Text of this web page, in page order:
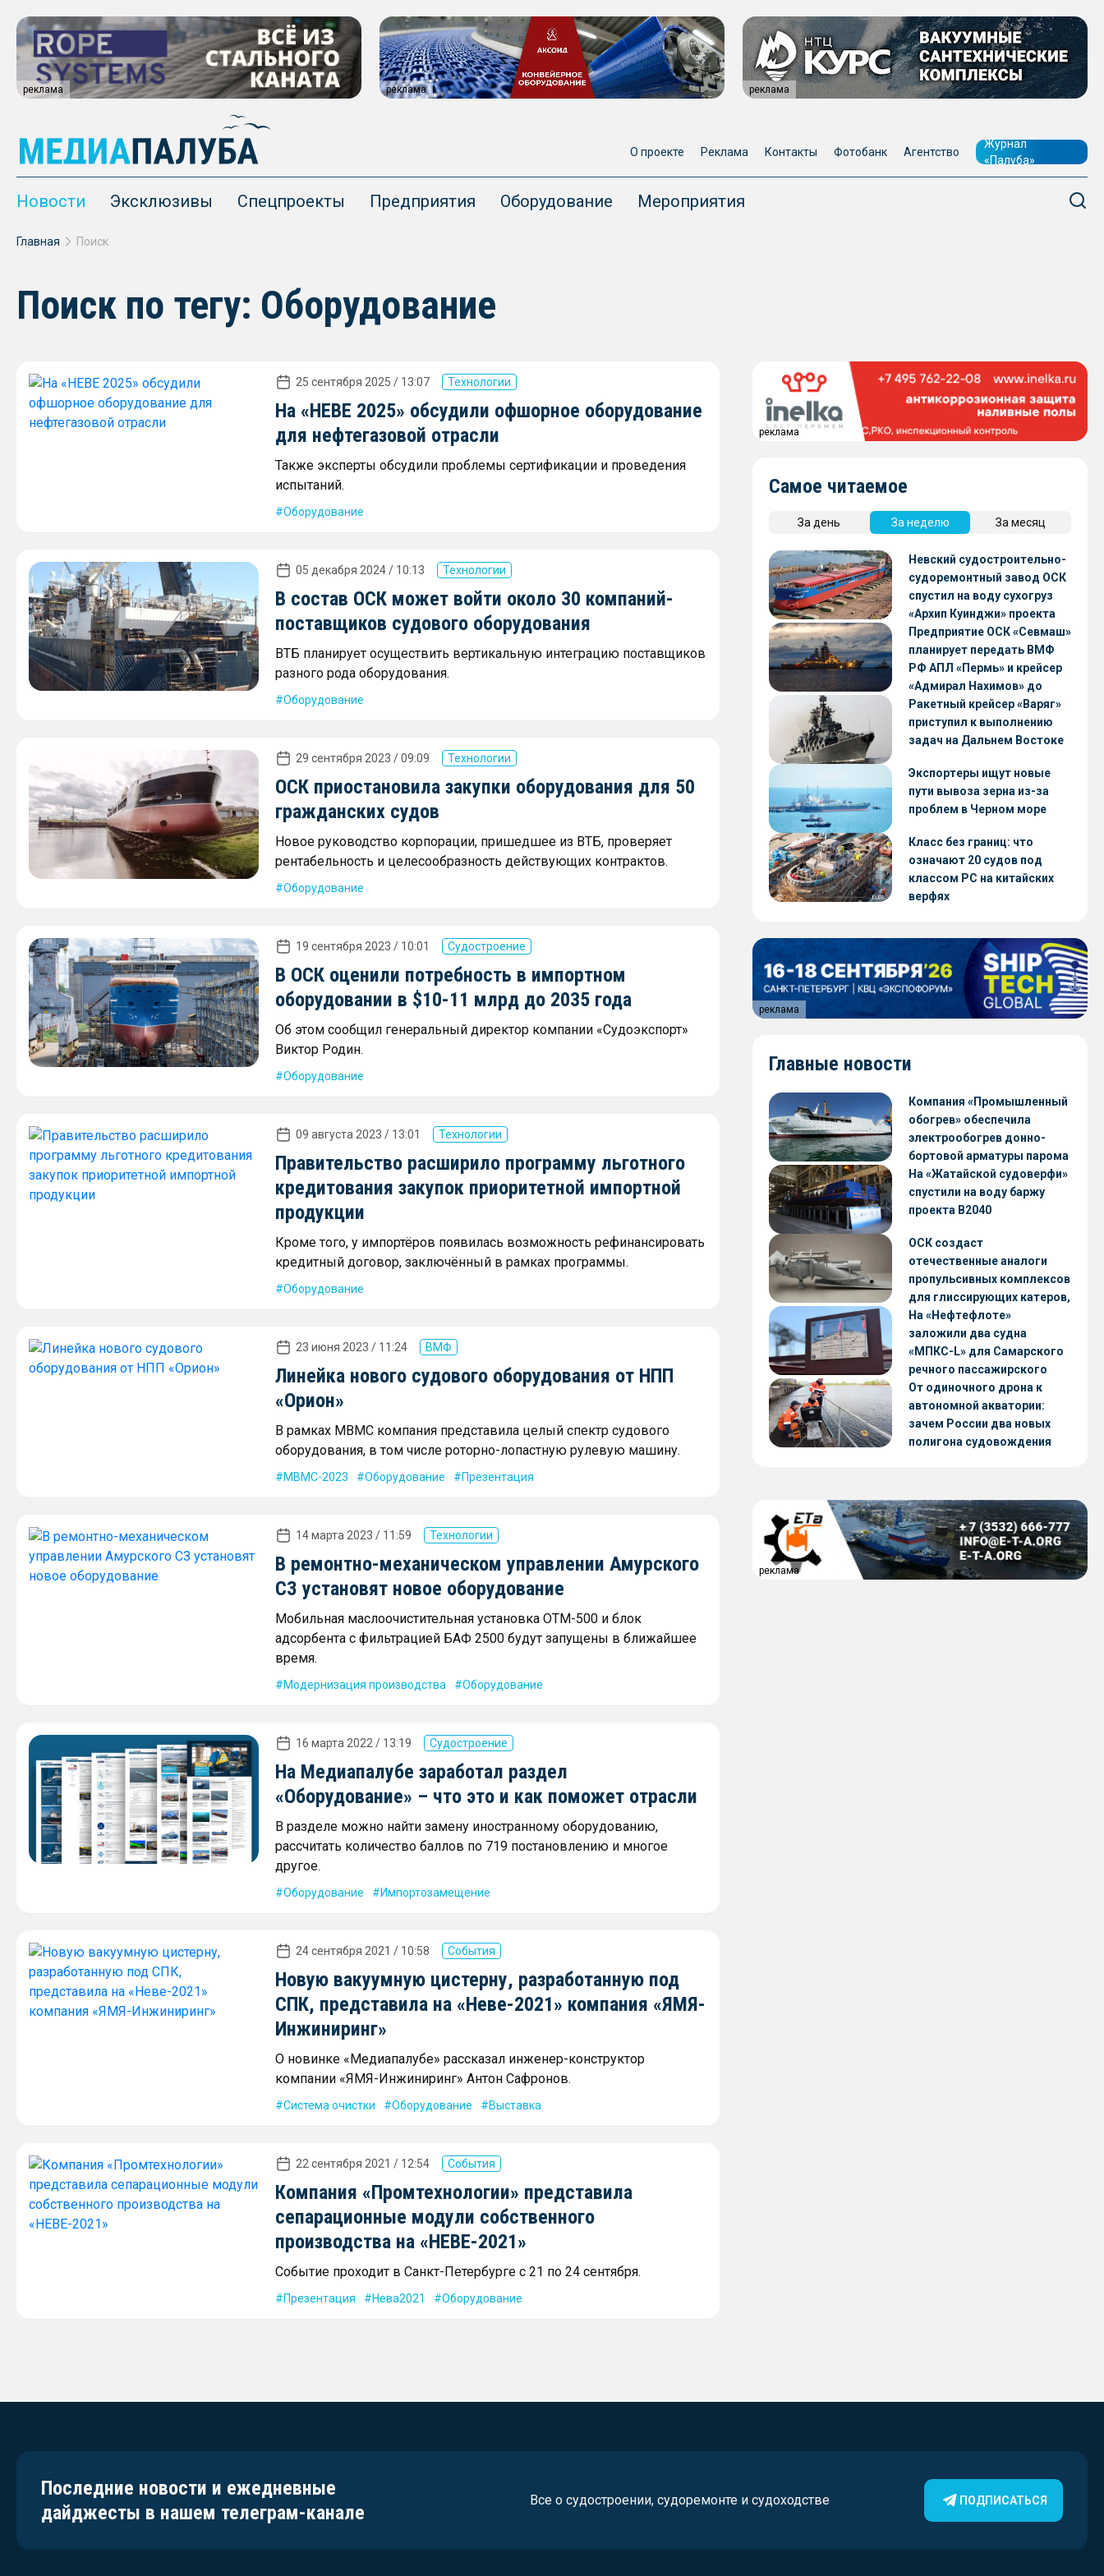
реклама реклама реклама
О проекте Реклама Контакты Фотобанк Агентство
Журнал
«Палуба»
Новости Эксклюзивы Спецпроекты Предприятия Оборудование Мероприятия
Главная Поиск
Поиск по тегу: Оборудование
25 сентября 2025 / 13:07 Технологии
На «НЕВЕ 2025» обсудили офшорное оборудование
для нефтегазовой отрасли
Также эксперты обсудили проблемы сертификации и проведения
испытаний.
Оборудование
05 декабря 2024 / 10:13 Технологии
В состав ОСК может войти около 30 компаний-
поставщиков судового оборудования
ВТБ планирует осуществить вертикальную интеграцию поставщиков
разного рода оборудования.
Оборудование
29 сентября 2023 / 09:09 Технологии
ОСК приостановила закупки оборудования для 50
гражданских судов
Новое руководство корпорации, пришедшее из ВТБ, проверяет
рентабельность и целесообразность действующих контрактов.
Оборудование
19 сентября 2023 / 10:01 Судостроение
В ОСК оценили потребность в импортном
оборудовании в $10-11 млрд до 2035 года
Об этом сообщил генеральный директор компании «Судоэкспорт»
Виктор Родин.
Оборудование
09 августа 2023 / 13:01 Технологии
Правительство расширило программу льготного
кредитования закупок приоритетной импортной
продукции
Кроме того, у импортёров появилась возможность рефинансировать
кредитный договор, заключённый в рамках программы.
Оборудование
23 июня 2023 / 11:24 ВМФ
Линейка нового судового оборудования от НПП
«Орион»
В рамках МВМС компания представила целый спектр судового
оборудования, в том числе роторно-лопастную рулевую машину.
МВМС-2023 Оборудование Презентация
14 марта 2023 / 11:59 Технологии
В ремонтно-механическом управлении Амурского
СЗ установят новое оборудование
Мобильная маслоочистительная установка ОТМ-500 и блок
адсорбента с фильтрацией БАФ 2500 будут запущены в ближайшее
время.
Модернизация производства Оборудование
16 марта 2022 / 13:19 Судостроение
На Медиапалубе заработал раздел
«Оборудование» – что это и как поможет отрасли
В разделе можно найти замену иностранному оборудованию,
рассчитать количество баллов по 719 постановлению и многое
другое.
Оборудование Импортозамещение
24 сентября 2021 / 10:58 События
Новую вакуумную цистерну, разработанную под
СПК, представила на «Неве-2021» компания «ЯМЯ-
Инжиниринг»
О новинке «Медиапалубе» рассказал инженер-конструктор
компании «ЯМЯ-Инжиниринг» Антон Сафронов.
Система очистки Оборудование Выставка
22 сентября 2021 / 12:54 События
Компания «Промтехнологии» представила
сепарационные модули собственного
производства на «НЕВЕ-2021»
Событие проходит в Санкт-Петербурге с 21 по 24 сентября.
Презентация Нева2021 Оборудование
реклама
Самое читаемое
За день За неделю За месяц
Невский судостроительно-
судоремонтный завод ОСК
спустил на воду сухогруз
«Архип Куинджи» проекта
RSD59
Предприятие ОСК «Севмаш»
планирует передать ВМФ
РФ АПЛ «Пермь» и крейсер
«Адмирал Нахимов» до
конца 2026 года
Ракетный крейсер «Варяг»
приступил к выполнению
задач на Дальнем Востоке
Экспортеры ищут новые
пути вывоза зерна из-за
проблем в Черном море
Класс без границ: что
означают 20 судов под
классом РС на китайских
верфях
реклама
Главные новости
Компания «Промышленный
обогрев» обеспечила
электрообогрев донно-
бортовой арматуры парома
«Петропавловск» проекта
CNF22
На «Жатайской судоверфи»
спустили на воду баржу
проекта В2040
ОСК создаст
отечественные аналоги
пропульсивных комплексов
для глиссирующих катеров,
скоростных судов и судов с
малой осадкой
На «Нефтефлоте»
заложили два судна
«МПКС-L» для Самарского
речного пассажирского
предприятия
От одиночного дрона к
автономной акватории:
зачем России два новых
полигона судовождения
реклама
Последние новости и ежедневные
дайджесты в нашем телеграм-канале
Все о судостроении, судоремонте и судоходстве ПОДПИСАТЬСЯ